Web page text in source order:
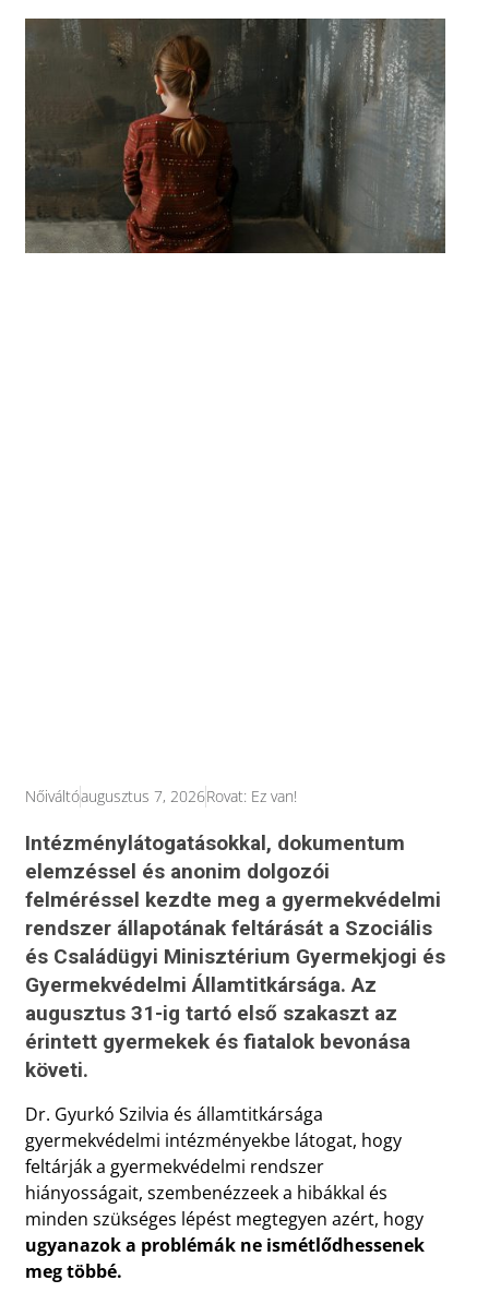
Nőiváltóaugusztus 7, 2026Rovat: Ez van!
Intézménylátogatásokkal, dokumentum
elemzéssel és anonim dolgozói
felméréssel kezdte meg a gyermekvédelmi
rendszer állapotának feltárását a Szociális
és Családügyi Minisztérium Gyermekjogi és
Gyermekvédelmi Államtitkársága. Az
augusztus 31-ig tartó első szakaszt az
érintett gyermekek és fiatalok bevonása
követi.
Dr. Gyurkó Szilvia és államtitkársága
gyermekvédelmi intézményekbe látogat, hogy
feltárják a gyermekvédelmi rendszer
hiányosságait, szembenézzeek a hibákkal és
minden szükséges lépést megtegyen azért, hogy
ugyanazok a problémák ne ismétlődhessenek
meg többé.